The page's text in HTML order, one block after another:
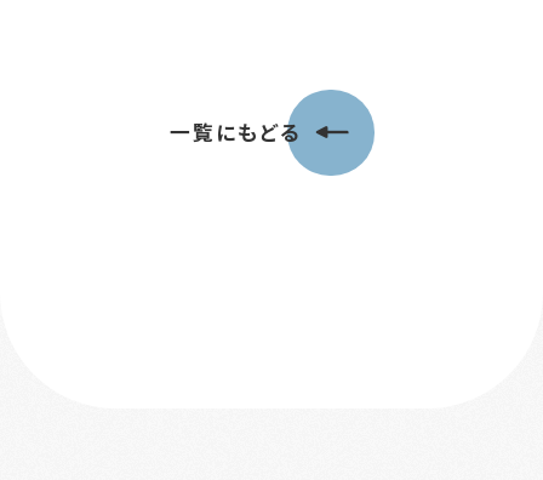
一覧にもどる